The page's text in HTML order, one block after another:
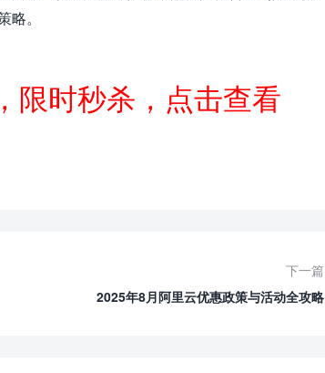
。
限时秒杀，点击查看
下一篇
2025年8月阿里云优惠政策与活动全攻略